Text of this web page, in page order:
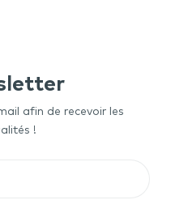
afin de recevoir les
!